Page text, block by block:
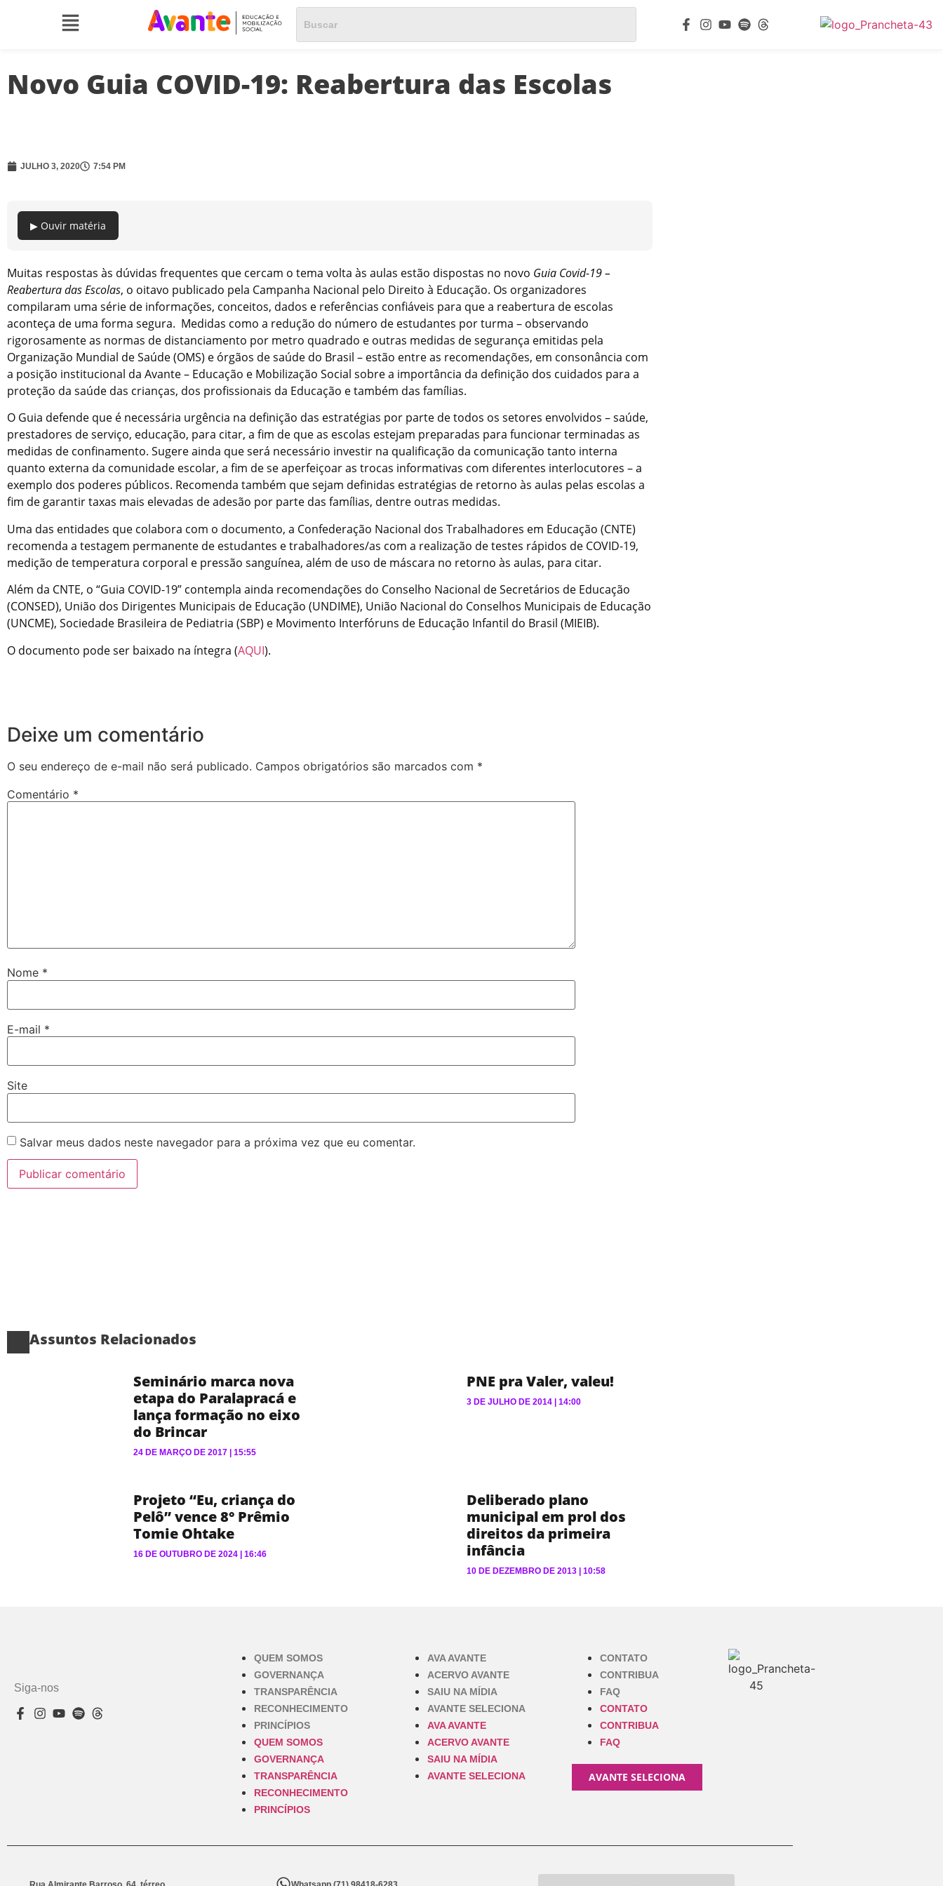
Novo Guia COVID-19: Reabertura das Escolas
JULHO 3, 2020 7:54 PM
▶ Ouvir matéria
Muitas respostas às dúvidas frequentes que cercam o tema volta às aulas estão dispostas no novo Guia Covid-19 –
Reabertura das Escolas, o oitavo publicado pela Campanha Nacional pelo Direito à Educação. Os organizadores
compilaram uma série de informações, conceitos, dados e referências confiáveis para que a reabertura de escolas
aconteça de uma forma segura. Medidas como a redução do número de estudantes por turma – observando
rigorosamente as normas de distanciamento por metro quadrado e outras medidas de segurança emitidas pela
Organização Mundial de Saúde (OMS) e órgãos de saúde do Brasil – estão entre as recomendações, em consonância com
a posição institucional da Avante – Educação e Mobilização Social sobre a importância da definição dos cuidados para a
proteção da saúde das crianças, dos profissionais da Educação e também das famílias.
O Guia defende que é necessária urgência na definição das estratégias por parte de todos os setores envolvidos – saúde,
prestadores de serviço, educação, para citar, a fim de que as escolas estejam preparadas para funcionar terminadas as
medidas de confinamento. Sugere ainda que será necessário investir na qualificação da comunicação tanto interna
quanto externa da comunidade escolar, a fim de se aperfeiçoar as trocas informativas com diferentes interlocutores – a
exemplo dos poderes públicos. Recomenda também que sejam definidas estratégias de retorno às aulas pelas escolas a
fim de garantir taxas mais elevadas de adesão por parte das famílias, dentre outras medidas.
Uma das entidades que colabora com o documento, a Confederação Nacional dos Trabalhadores em Educação (CNTE)
recomenda a testagem permanente de estudantes e trabalhadores/as com a realização de testes rápidos de COVID-19,
medição de temperatura corporal e pressão sanguínea, além de uso de máscara no retorno às aulas, para citar.
Além da CNTE, o “Guia COVID-19” contempla ainda recomendações do Conselho Nacional de Secretários de Educação
(CONSED), União dos Dirigentes Municipais de Educação (UNDIME), União Nacional do Conselhos Municipais de Educação
(UNCME), Sociedade Brasileira de Pediatria (SBP) e Movimento Interfóruns de Educação Infantil do Brasil (MIEIB).
O documento pode ser baixado na íntegra (AQUI).
Deixe um comentário
O seu endereço de e-mail não será publicado. Campos obrigatórios são marcados com *
Comentário *
Nome *
E-mail *
Site
Salvar meus dados neste navegador para a próxima vez que eu comentar.
Assuntos Relacionados
Seminário marca nova
etapa do Paralapracá e
lança formação no eixo
do Brincar
24 DE MARÇO DE 2017 15:55
PNE pra Valer, valeu!
3 DE JULHO DE 2014 14:00
Projeto “Eu, criança do
Pelô” vence 8° Prêmio
Tomie Ohtake
16 DE OUTUBRO DE 2024 16:46
Deliberado plano
municipal em prol dos
direitos da primeira
infância
10 DE DEZEMBRO DE 2013 10:58
Siga-nos
QUEM SOMOS
GOVERNANÇA
TRANSPARÊNCIA
RECONHECIMENTO
PRINCÍPIOS
QUEM SOMOS
GOVERNANÇA
TRANSPARÊNCIA
RECONHECIMENTO
PRINCÍPIOS
AVA AVANTE
ACERVO AVANTE
SAIU NA MÍDIA
AVANTE SELECIONA
AVA AVANTE
ACERVO AVANTE
SAIU NA MÍDIA
AVANTE SELECIONA
CONTATO
CONTRIBUA
FAQ
CONTATO
CONTRIBUA
FAQ
AVANTE SELECIONA